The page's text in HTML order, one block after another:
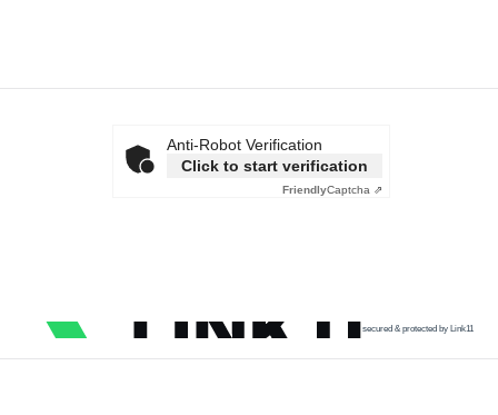
Anti-Robot Verification
Click to start verification
FriendlyCaptcha ⇗
secured & protected by Link11